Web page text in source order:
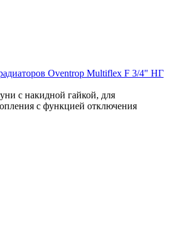
Oventrop Multiflex F 3/4" НГ
с накидной гайкой, для
с функцией отключения